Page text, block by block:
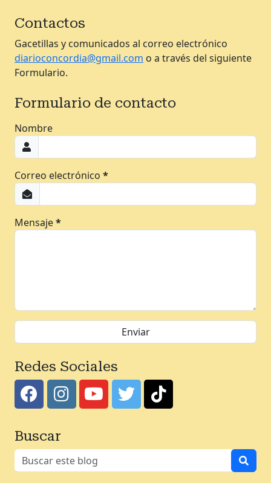
Contactos
Gacetillas y comunicados al correo electrónico
diarioconcordia@gmail.com o a través del siguiente
Formulario.
Formulario de contacto
Nombre
Correo electrónico *
Mensaje*
Redes Sociales
Buscar